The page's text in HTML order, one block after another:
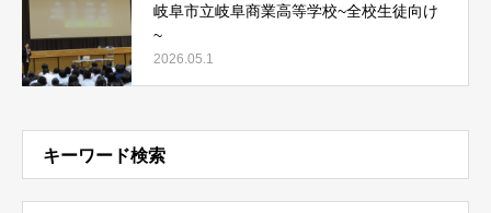
岐阜市立岐阜商業高等学校~全校生徒向け
~
2026.05.1
キーワード検索